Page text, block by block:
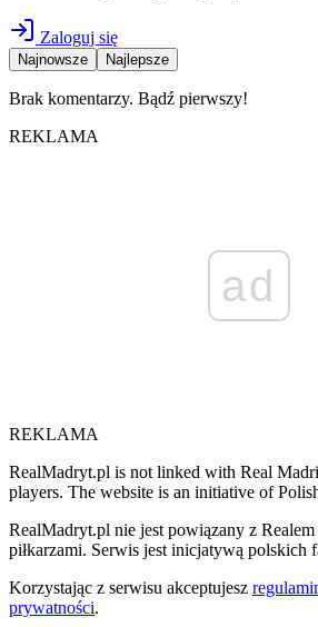
Zaloguj się
Najnowsze Najlepsze
Brak komentarzy. Bądź pierwszy!
REKLAMA
ad
REKLAMA
RealMadryt.pl is not linked with Real
players. The website is an initiative of
RealMadryt.pl nie jest powiązany z
piłkarzami. Serwis jest inicjatywą polskich
Korzystając z serwisu akceptujesz
prywatności.